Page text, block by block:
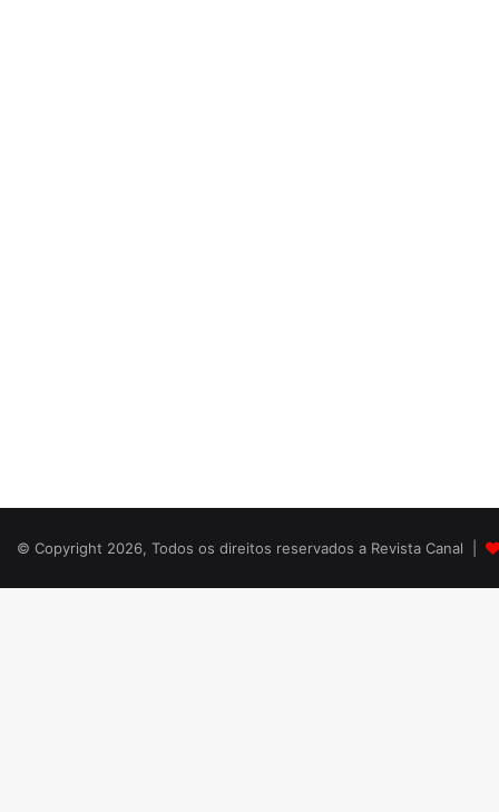
© Copyright 2026, Todos os direitos reservados a Revista Canal |